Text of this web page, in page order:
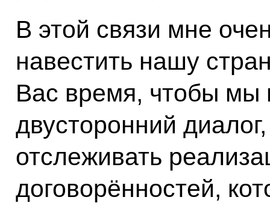
В этой связи мне
навестить нашу
Вас время, чтобы мы
двусторонний
отслеживать
договорённостей,